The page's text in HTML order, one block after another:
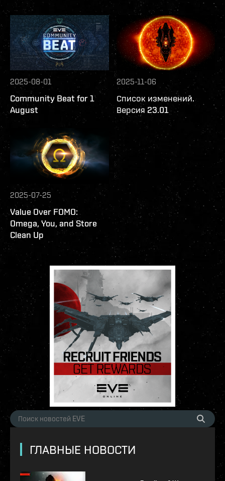
2025-08-01
Community Beat for 1
August
2025-11-06
Список изменений.
Версия 23.01
2025-07-25
Value Over FOMO:
Omega, You, and Store
Clean Up
ГЛАВНЫЕ НОВОСТИ